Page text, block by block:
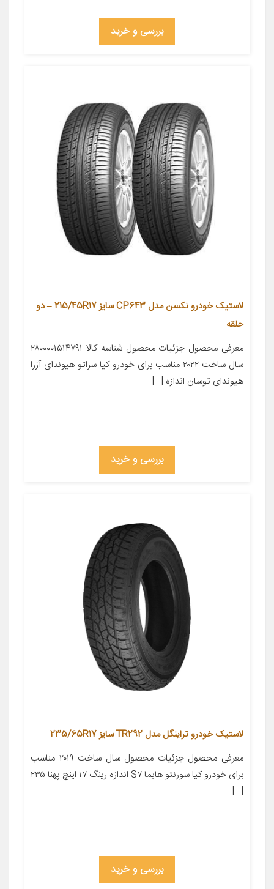
بررسی و خرید
لاستیک خودرو نکسن مدل CP643 سایز 215/45R17 – دو
حلقه
معرفی محصول جزئیات محصول شناسه کالا ۲۸۰۰۰۰۱۵۱۴۷۹۱
سال ساخت ۲۰۲۲ مناسب برای خودرو کیا سراتو هیوندای آزرا
هیوندای توسان اندازه […]
بررسی و خرید
لاستیک خودرو تراینگل مدل TR292 سایز 235/65R17
معرفی محصول جزئیات محصول سال ساخت ۲۰۱۹ مناسب
برای خودرو کیا سورنتو هایما S۷ اندازه رینگ ۱۷ اینچ پهنا ۲۳۵
[…]
بررسی و خرید